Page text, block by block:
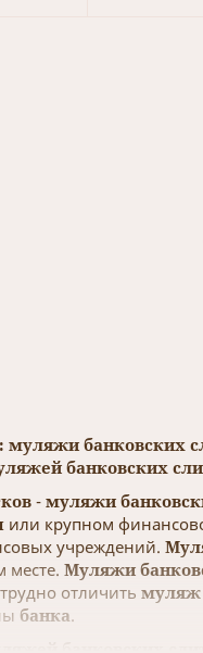
муляжи банковских
банковских
- муляжи
или крупном
учреждений.
месте. Муляжи
отличить муляж
банка.